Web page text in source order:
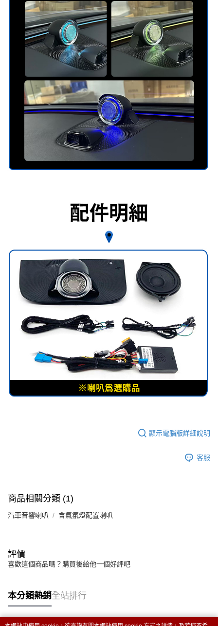
顯示電腦版詳細說明
客服
商品相關分類 (1)
汽車音響喇叭 含氣氛燈配置喇叭
評價
喜歡這個商品嗎？購買後給他一個好評吧
本分類熱銷全站排行